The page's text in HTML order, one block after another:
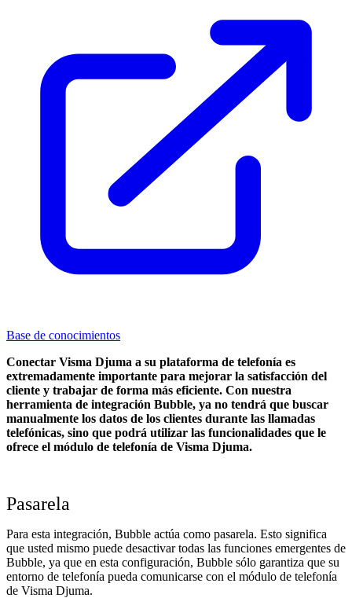
Base de conocimientos
Conectar Visma Djuma a su plataforma de telefonía es
extremadamente importante para mejorar la satisfacción del
cliente y trabajar de forma más eficiente. Con nuestra
herramienta de integración Bubble, ya no tendrá que buscar
manualmente los datos de los clientes durante las llamadas
telefónicas, sino que podrá utilizar las funcionalidades que le
ofrece el módulo de telefonía de Visma Djuma.
Pasarela
Para esta integración, Bubble actúa como pasarela. Esto significa
que usted mismo puede desactivar todas las funciones emergentes de
Bubble, ya que en esta configuración, Bubble sólo garantiza que su
entorno de telefonía pueda comunicarse con el módulo de telefonía
de Visma Djuma.